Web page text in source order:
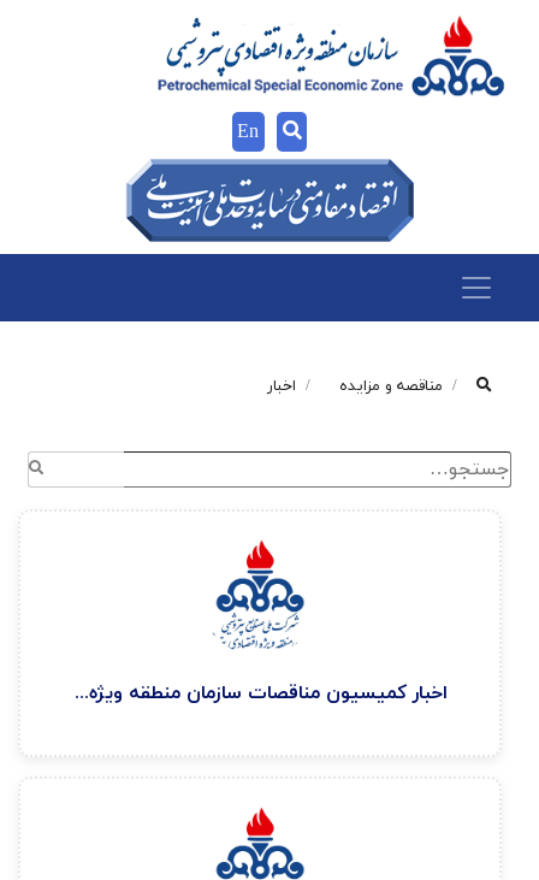
En
مناقصه و مزایده اخبار
اخبار كميسيون مناقصات سازمان منطقه ويژه اقتصادی پتروشيمی ۱۴۰۵/۳/۵